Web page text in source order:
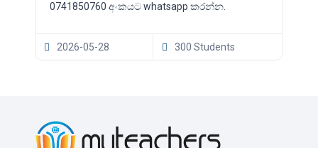
0741850760 අංකයට whatsapp කරන්න.
2026-05-28 300 Students